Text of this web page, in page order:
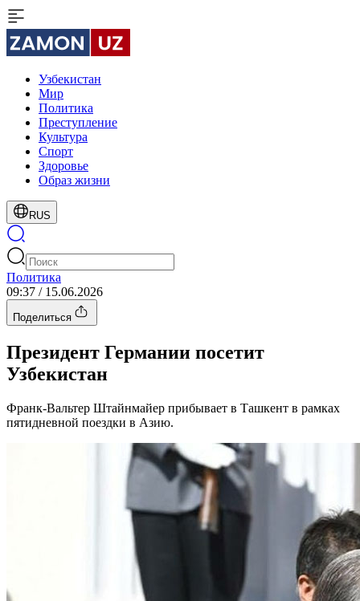
Узбекистан
Мир
Политика
Преступление
Культура
Спорт
Здоровье
Образ жизни
RUS
Политика
09:37 / 15.06.2026
Поделиться
Президент Германии посетит
Узбекистан
Франк-Вальтер Штайнмайер прибывает в Ташкент в рамках
пятидневной поездки в Азию.